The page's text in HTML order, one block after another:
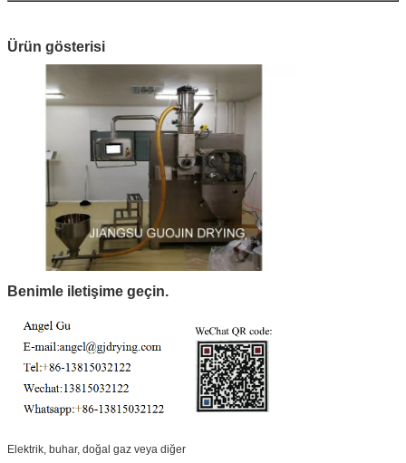
Ürün gösterisi
Benimle iletişime geçin.
Elektrik, buhar, doğal gaz veya diğer